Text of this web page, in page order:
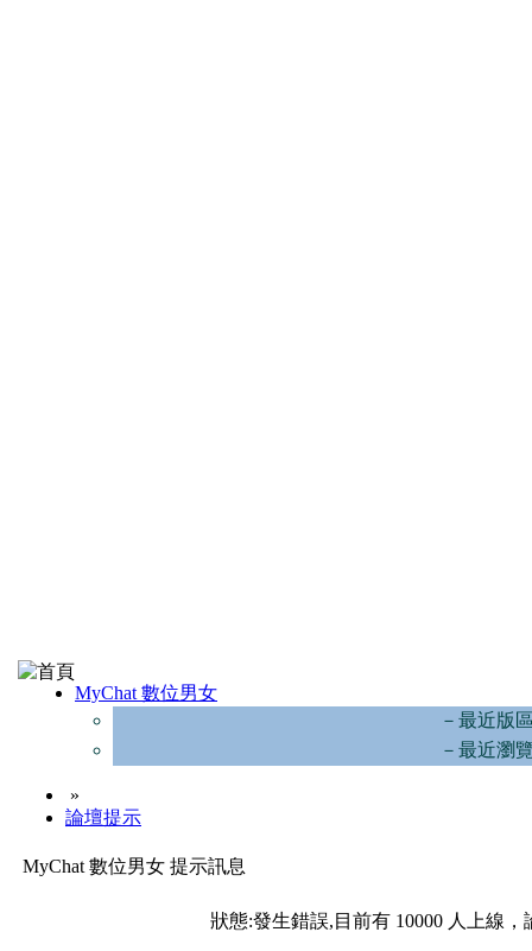
MyChat 數位男女
－最近版
－最近瀏
»
論壇提示
MyChat 數位男女 提示訊息
狀態:發生錯誤,目前有 10000 人上線